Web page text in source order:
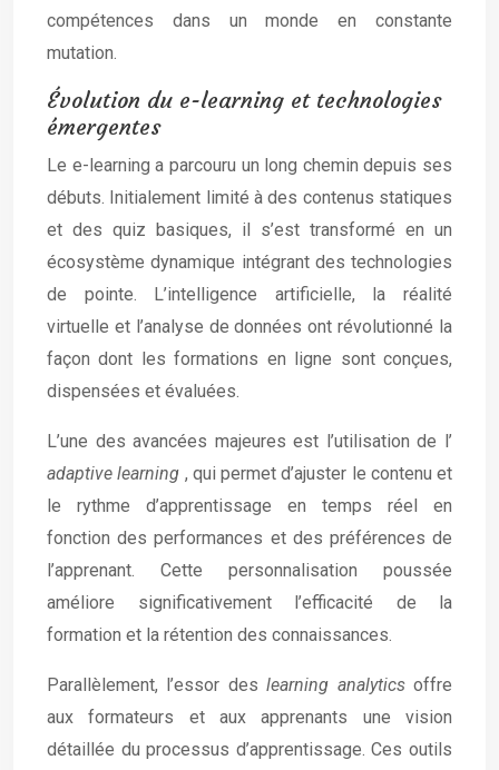
compétences dans un monde en constante
mutation.
Évolution du e-learning et technologies
émergentes
Le e-learning a parcouru un long chemin depuis ses
débuts. Initialement limité à des contenus statiques
et des quiz basiques, il s’est transformé en un
écosystème dynamique intégrant des technologies
de pointe. L’intelligence artificielle, la réalité
virtuelle et l’analyse de données ont révolutionné la
façon dont les formations en ligne sont conçues,
dispensées et évaluées.
L’une des avancées majeures est l’utilisation de l’
adaptive learning , qui permet d’ajuster le contenu et
le rythme d’apprentissage en temps réel en
fonction des performances et des préférences de
l’apprenant. Cette personnalisation poussée
améliore significativement l’efficacité de la
formation et la rétention des connaissances.
Parallèlement, l’essor deslearning analyticsoffre
aux formateurs et aux apprenants une vision
détaillée du processus d’apprentissage. Ces outils